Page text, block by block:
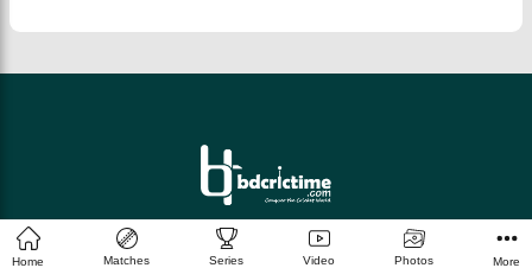
© 2026 bdcrictime.com All rights reserved.
Home Matches Series Video Photos More